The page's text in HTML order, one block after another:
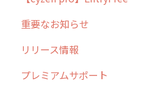
メンテナンス
外廻り営業
清掃
重要なお知らせ
過去の重要なお知らせ
障害情報
リリース情報
リリース
プレミアムサポート